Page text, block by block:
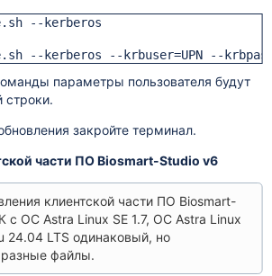
--kerberos
--kerberos --krbuser=UPN --
параметры пользователя будут
строки.
закройте терминал.
части ПО Biosmart-Studio v6
клиентской части ПО Biosmart-
с ОС Astra Linux SE 1.7, ОС Astra Linux
24.04 LTS одинаковый, но
разные файлы.